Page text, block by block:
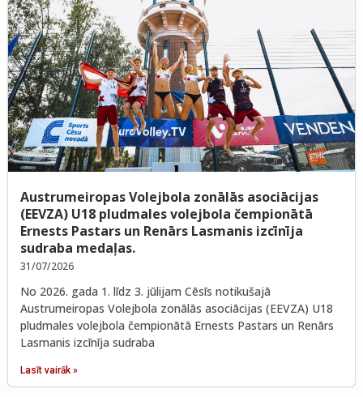
Austrumeiropas Volejbola zonālās asociācijas
(EEVZA) U18 pludmales volejbola čempionātā
Ernests Pastars un Renārs Lasmanis izcīnīja
sudraba medaļas.
31/07/2026
No 2026. gada 1. līdz 3. jūlijam Cēsīs notikušajā
Austrumeiropas Volejbola zonālās asociācijas (EEVZA) U18
pludmales volejbola čempionātā Ernests Pastars un Renārs
Lasmanis izcīnīja sudraba
Lasīt vairāk »